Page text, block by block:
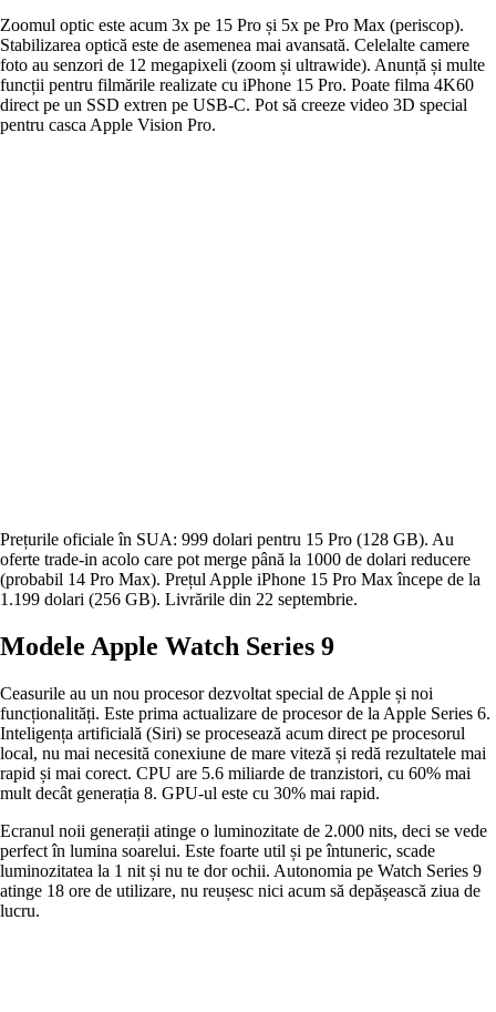
Zoomul optic este acum 3x pe 15 Pro și 5x pe Pro Max (periscop).
Stabilizarea optică este de asemenea mai avansată. Celelalte camere
foto au senzori de 12 megapixeli (zoom și ultrawide). Anunță și multe
funcții pentru filmările realizate cu iPhone 15 Pro. Poate filma 4K60
direct pe un SSD extren pe USB-C. Pot să creeze video 3D special
pentru casca Apple Vision Pro.
Prețurile oficiale în SUA: 999 dolari pentru 15 Pro (128 GB). Au
oferte trade-in acolo care pot merge până la 1000 de dolari reducere
(probabil 14 Pro Max). Prețul Apple iPhone 15 Pro Max începe de la
1.199 dolari (256 GB). Livrările din 22 septembrie.
Modele Apple Watch Series 9
Ceasurile au un nou procesor dezvoltat special de Apple și noi
funcționalități. Este prima actualizare de procesor de la Apple Series 6.
Inteligența artificială (Siri) se procesează acum direct pe procesorul
local, nu mai necesită conexiune de mare viteză și redă rezultatele mai
rapid și mai corect. CPU are 5.6 miliarde de tranzistori, cu 60% mai
mult decât generația 8. GPU-ul este cu 30% mai rapid.
Ecranul noii generații atinge o luminozitate de 2.000 nits, deci se vede
perfect în lumina soarelui. Este foarte util și pe întuneric, scade
luminozitatea la 1 nit și nu te dor ochii. Autonomia pe Watch Series 9
atinge 18 ore de utilizare, nu reușesc nici acum să depășească ziua de
lucru.